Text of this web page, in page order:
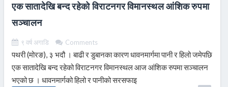
एक सातादेखि बन्द रहेको विराटनगर विमानस्थल आंशिक रुपमा
सञ्चालन
९ वर्ष अगाडि Comments
पथरी (मोरङ), ३ भदौ । बाढी र डुबानका कारण धावनमार्गमा पानी र हिलो जमेपछि
एक सातादेखि बन्द रहेको विराटनगर विमानस्थल आज आंशिक रुपमा सञ्चालन
भएको छ । धावनमार्गको हिलो र पानीको सरसफाइ